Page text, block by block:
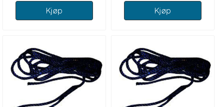
Kjøp Kjøp